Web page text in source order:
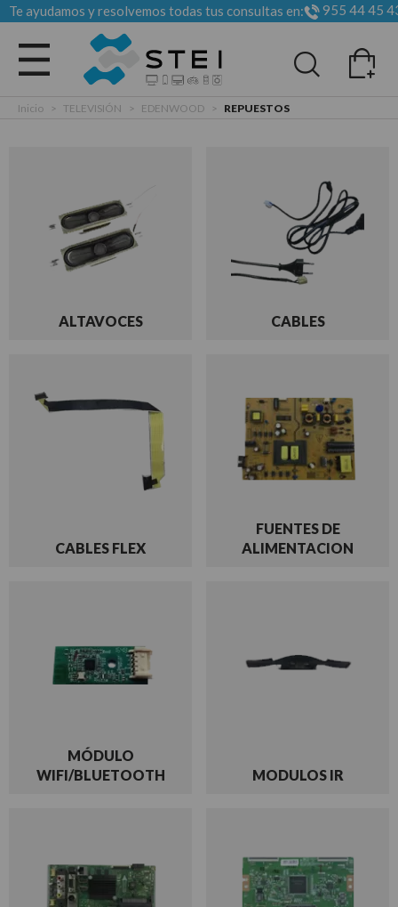
Te ayudamos y resolvemos todas tus consultas en: 955 44 45
Todas las categorias
Inicio > TELEVISIÓN > EDENWOOD > REPUESTOS
ALTAVOCES CABLES
CABLES FLEX
FUENTES DE
ALIMENTACION
MÓDULO
WIFI/BLUETOOTH
MODULOS IR